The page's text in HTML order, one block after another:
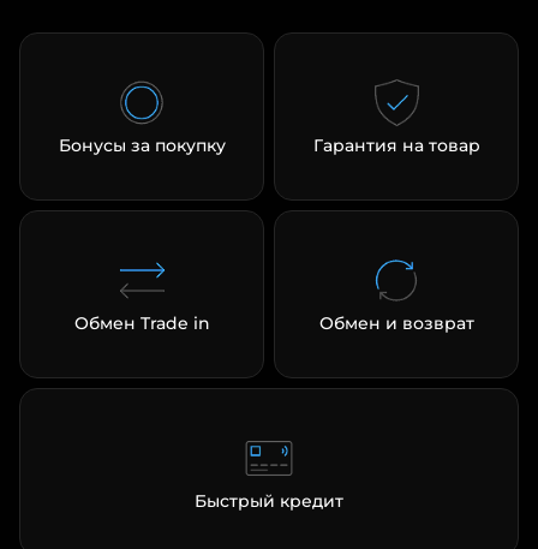
Бонусы за покупку Гарантия на товар
Обмен Trade in Обмен и возврат
Быстрый кредит